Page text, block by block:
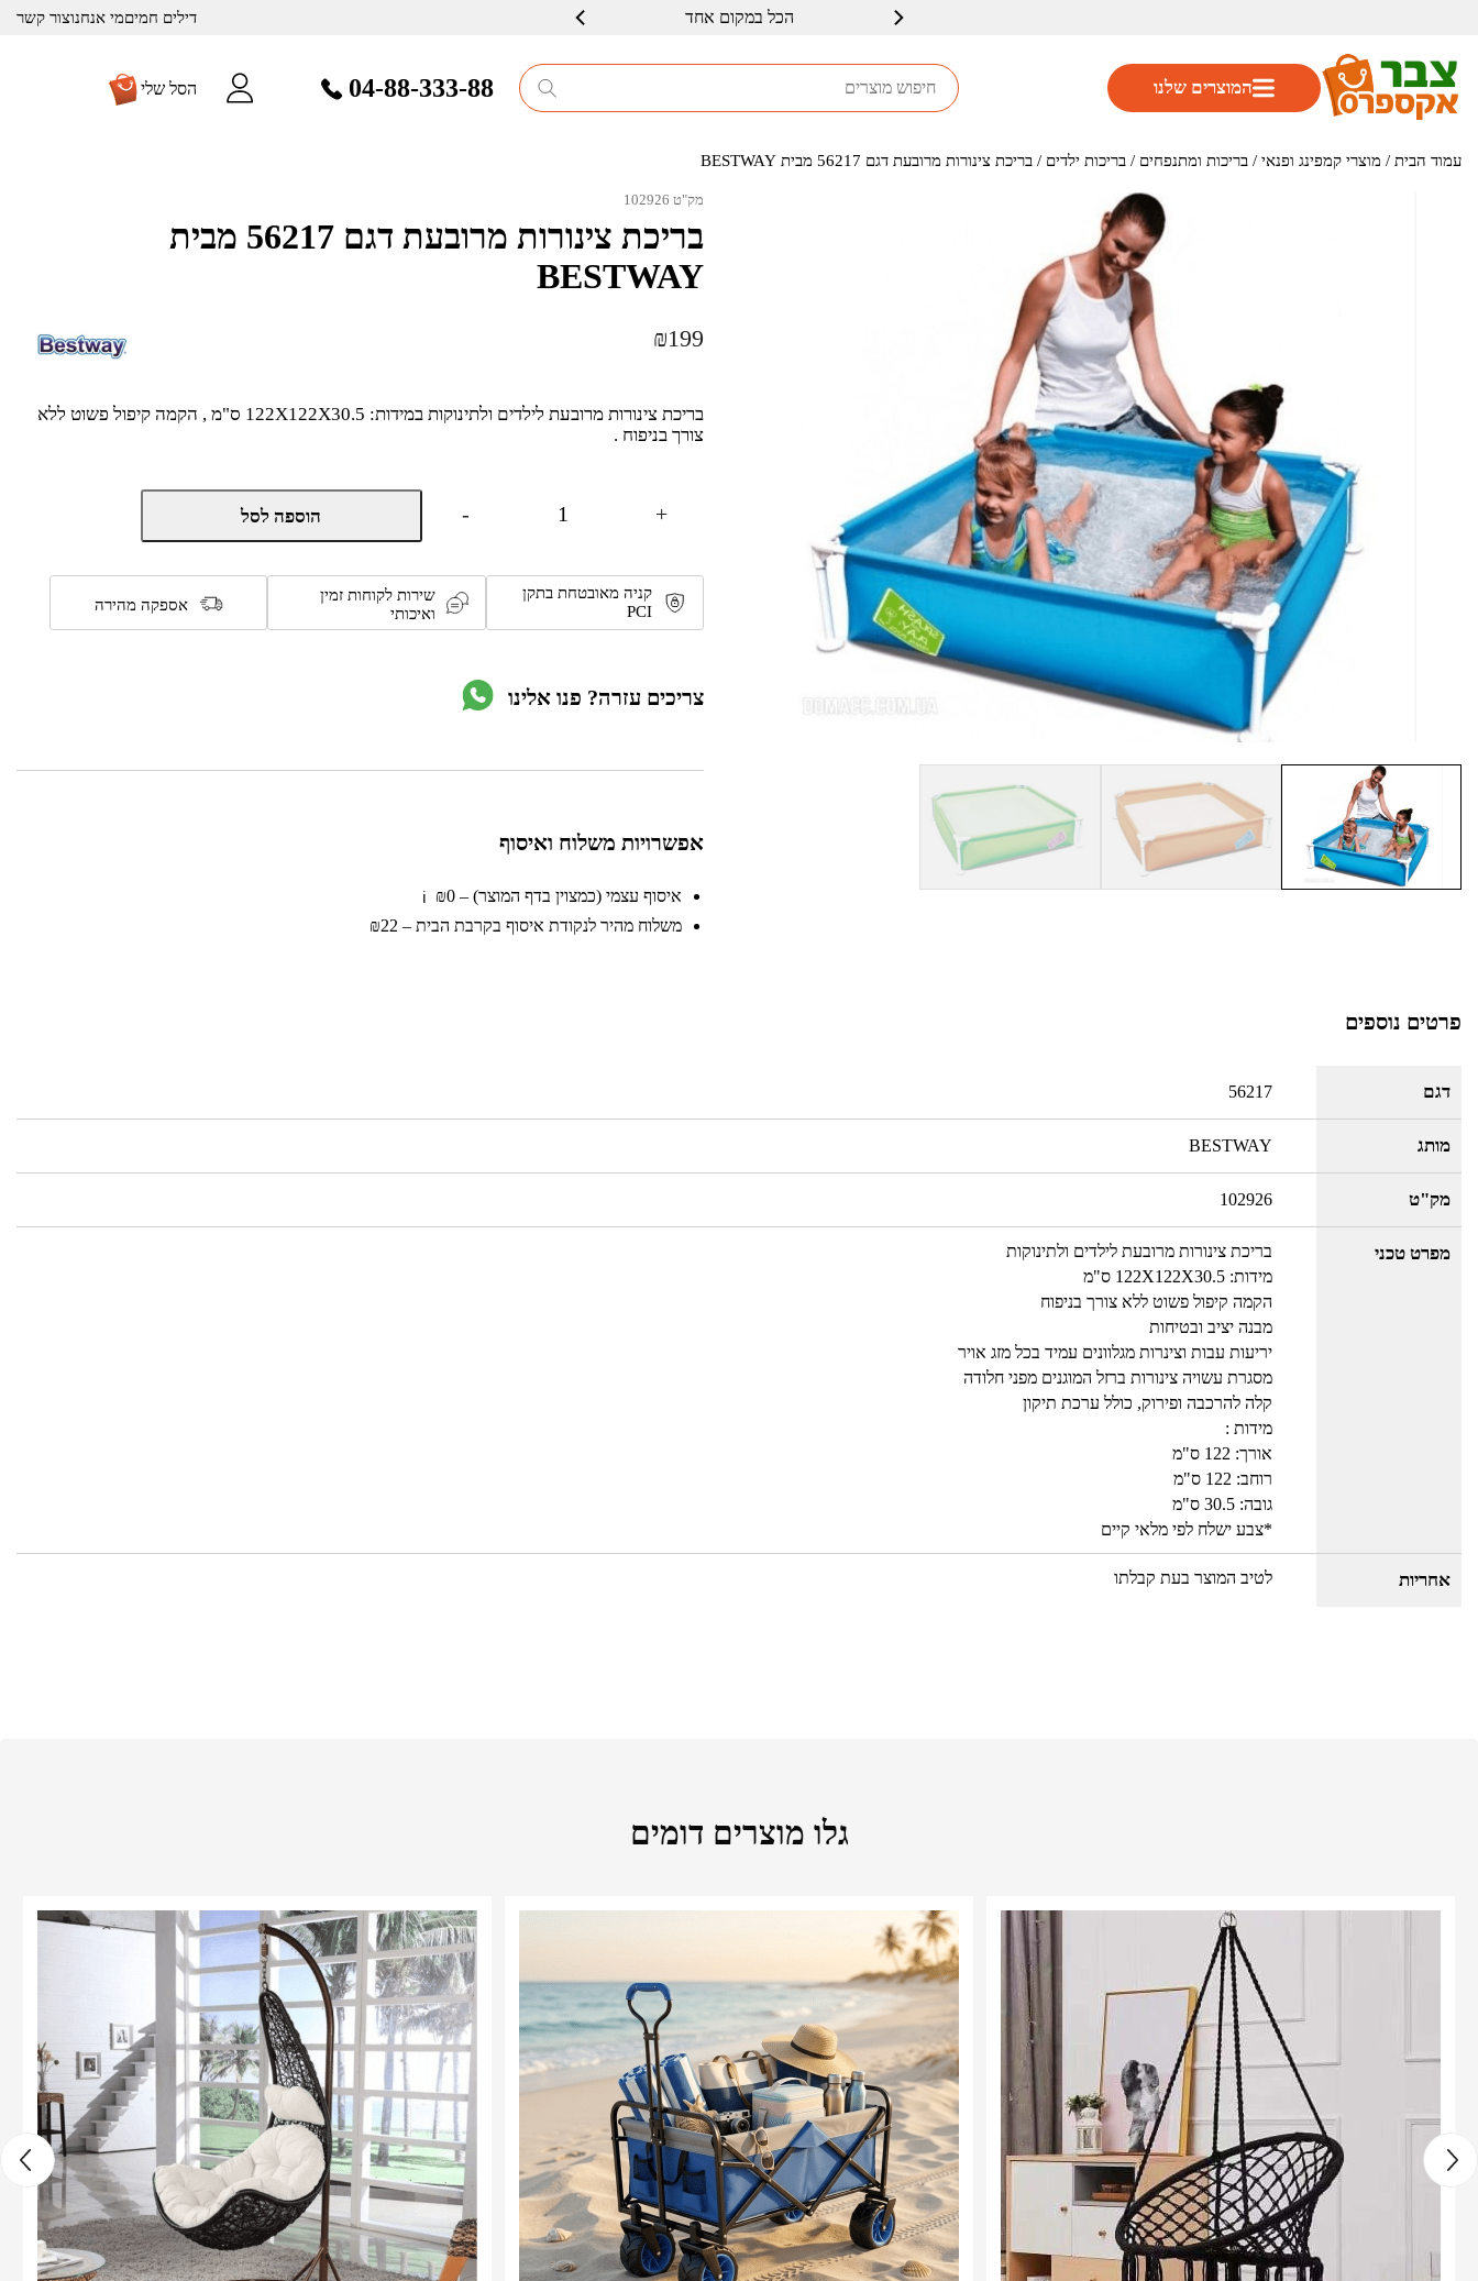
דילים חמיםמי אנחנוצור קשר הכל במקום אחד
שרות ברמה גבוה
04-88-333-88 הסל שלי המוצרים שלנו
עמוד הבית / מוצרי קמפינג ופנאי / בריכות ומתנפחים / בריכות ילדים / בריכת צינורות מרובעת דגם 56217 מבית BESTWAY
מק"ט 102926
בריכת צינורות מרובעת דגם 56217 מבית
BESTWAY
₪199
בריכת צינורות מרובעת לילדים ולתינוקות במידות: 122X122X30.5 ס"מ , הקמה קיפול פשוט ללא
צורך בניפוח .
-
כמות
בריכת
מרובעת
דגם
56217
מבית
+ הוספה לסל
קניה מאובטחת בתקן
PCI
שירות לקוחות זמין
ואיכותי
אספקה מהירה
צריכים עזרה? פנו אלינו
אפשרויות משלוח ואיסוף
איסוף עצמי (כמצוין בדף המוצר) – ₪0 ℹ️
משלוח מהיר לנקודת איסוף בקרבת הבית – ₪22
פרטים נוספים
דגם 56217
מותג BESTWAY
מק"ט 102926
מפרט טכני
בריכת צינורות מרובעת לילדים ולתינוקות
מידות: 122X122X30.5 ס"מ
הקמה קיפול פשוט ללא צורך בניפוח
מבנה יציב ובטיחות
יריעות עבות וצינרות מגלוונים עמיד בכל מזג אויר
מסגרת עשויה צינורות ברזל המוגנים מפני חלודה
קלה להרכבה ופירוק, כולל ערכת תיקון
מידות :
אורך: 122 ס"מ
רוחב: 122 ס"מ
גובה: 30.5 ס"מ
*צבע ישלח לפי מלאי קיים
אחריות לטיב המוצר בעת קבלתו
גלו מוצרים דומים